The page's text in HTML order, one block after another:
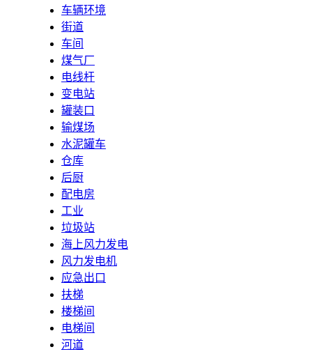
车辆环境
街道
车间
煤气厂
电线杆
变电站
罐装口
输煤场
水泥罐车
仓库
后厨
配电房
工业
垃圾站
海上风力发电
风力发电机
应急出口
扶梯
楼梯间
电梯间
河道